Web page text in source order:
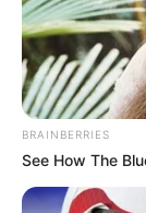
Uji tembak
105 mm tipe
— PT Pindad
BRAINBERRIES
See How The